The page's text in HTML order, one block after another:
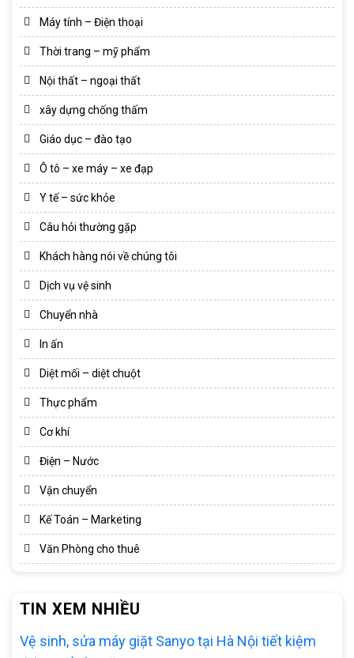
Máy tính – Điện thoại
Thời trang – mỹ phẩm
Nội thất – ngoại thất
xây dựng chống thấm
Giáo dục – đào tạo
Ô tô – xe máy – xe đạp
Y tế – sức khỏe
Câu hỏi thường gặp
Khách hàng nói về chúng tôi
Dịch vụ vệ sinh
Chuyển nhà
In ấn
Diệt mối – diệt chuột
Thực phẩm
Cơ khí
Điện – Nước
Vận chuyển
Kế Toán – Marketing
Văn Phòng cho thuê
TIN XEM NHIỀU
Vệ sinh, sửa máy giặt Sanyo tại Hà Nội tiết kiệm